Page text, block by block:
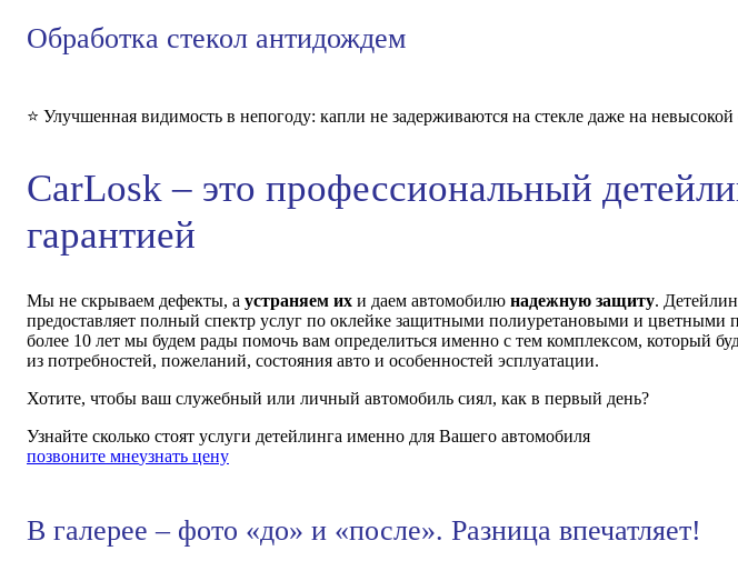
Обработка стекол антидождем
⭐️ Улучшенная видимость в непогоду: капли не задерживаются на стекле даже на невысокой
CarLosk – это профессиональный
гарантией
Мы не скрываем дефекты, а устраняем их и даем автомобилю надежную защиту.
предоставляет полный спектр услуг по оклейке защитными полиуретановыми и цветными
более 10 лет мы будем рады помочь вам определиться именно с тем комплексом, который
из потребностей, пожеланий, состояния авто и особенностей эсплуатации.
Хотите, чтобы ваш служебный или личный автомобиль сиял, как в первый день?
Узнайте сколько стоят услуги детейлинга именно для Вашего автомобиля
позвоните мнеузнать цену
В галерее – фото «до» и «после». Разница впечатляет!